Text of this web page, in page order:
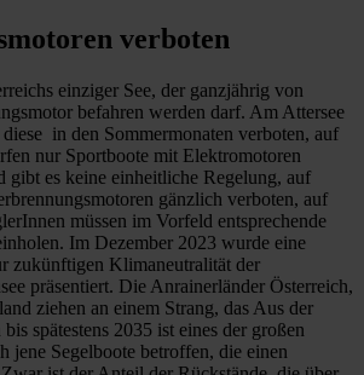
verboten
einziger See, der ganzjährig von
befahren werden darf. Am Attersee
diese in den Sommermonaten verboten, auf
nur Sportboote mit Elektromotoren
gibt es keine einheitliche Regelung, auf
gänzlich verboten, auf
müssen im Vorfeld entsprechende
Im Dezember 2023 wurde eine
zukünftigen Klimaneutralität der
präsentiert. Die Anrainerländer Österreich,
ziehen an einem Strang, das Aus der
spätestens 2035 ist eines der großen
jene Segelboote betroffen, die einen